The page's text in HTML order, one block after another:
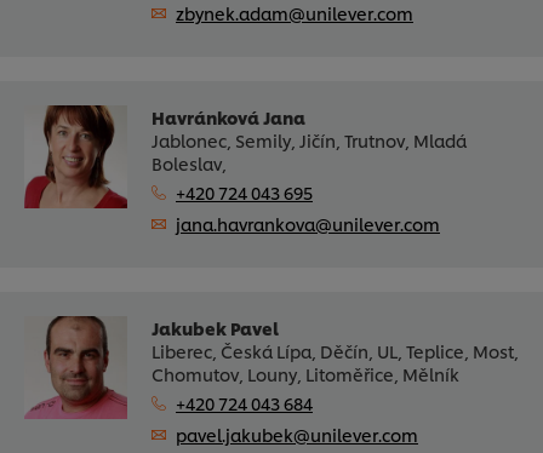
zbynek.adam@unilever.com
Havránková Jana
Jablonec, Semily, Jičín, Trutnov, Mladá
Boleslav,
+420 724 043 695
jana.havrankova@unilever.com
Jakubek Pavel
Liberec, Česká Lípa, Děčín, UL, Teplice, Most,
Chomutov, Louny, Litoměřice, Mělník
+420 724 043 684
pavel.jakubek@unilever.com